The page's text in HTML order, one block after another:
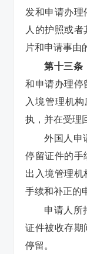
发和申请办理
人的护照或
片和申请事由
第十三条
和申请办理停
入境管理机
执，并在受理
外国人申
停留证件的手
出入境管理机
手续和补正的
申请人所
证件被收存期
停留。